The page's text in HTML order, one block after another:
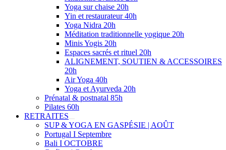
Yoga sur chaise 20h
Yin et restaurateur 40h
Yoga Nidra 20h
Méditation traditionnelle yogique 20h
Minis Yogis 20h
Espaces sacrés et rituel 20h
ALIGNEMENT, SOUTIEN & ACCESSOIRES
20h
Air Yoga 40h
Yoga et Ayurveda 20h
Prénatal & postnatal 85h
Pilates 60h
RETRAITES
SUP & YOGA EN GASPÉSIE | AOÛT
Portugal I Septembre
Bali I OCTOBRE